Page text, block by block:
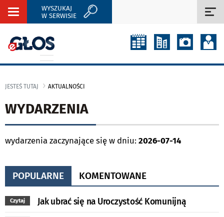
Rozwiń
WYSZUKAJ
W SERWISIE
JESTEŚ TUTAJ AKTUALNOŚCI
WYDARZENIA
wydarzenia zaczynające się w dniu: 2026-07-14
POPULARNE KOMENTOWANE
Czytaj Jak ubrać się na Uroczystość Komunijną